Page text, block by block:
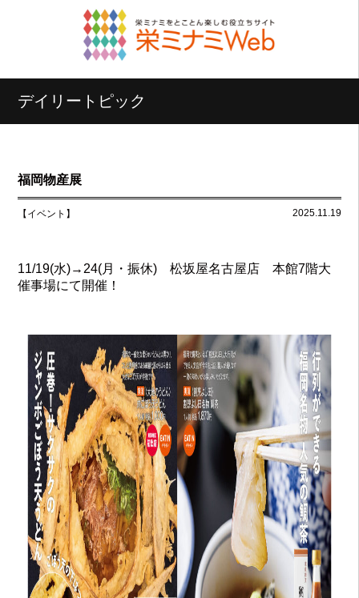
デイリートピック
福岡物産展
【イベント】 2025.11.19
11/19(水)→24(月・振休) 松坂屋名古屋店 本館7階大
催事場にて開催！